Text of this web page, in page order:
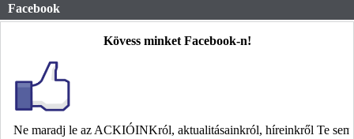
Facebook
Kövess minket Facebook-n!
Ne maradj le az ACKIÓINKról, aktualitásainkról, híreinkről Te